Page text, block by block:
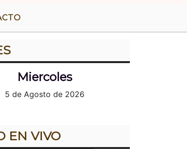
Miercoles
5 de Agosto de 2026
EN VIVO